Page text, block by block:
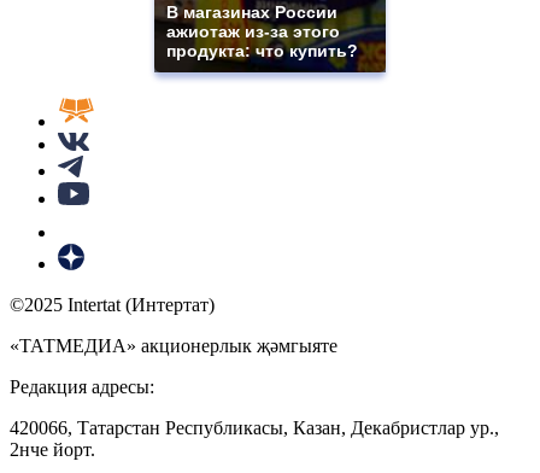
В магазинах России
ажиотаж из-за этого
продукта: что купить?
©2025 Intertat (Интертат)
«ТАТМЕДИА» акционерлык җәмгыяте
Редакция адресы:
420066, Татарстан Республикасы, Казан, Декабристлар ур.,
2нче йорт.